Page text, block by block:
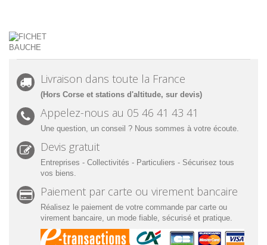
Livraison dans toute la France
(Hors Corse et stations d'altitude, sur devis)
Appelez-nous au 05 46 41 43 41
Une question, un conseil ? Nous sommes à votre écoute.
Devis gratuit
Entreprises - Collectivités - Particuliers - Sécurisez tous
vos biens.
Paiement par carte ou virement bancaire
Réalisez le paiement de votre commande par carte ou
virement bancaire, un mode fiable, sécurisé et pratique.